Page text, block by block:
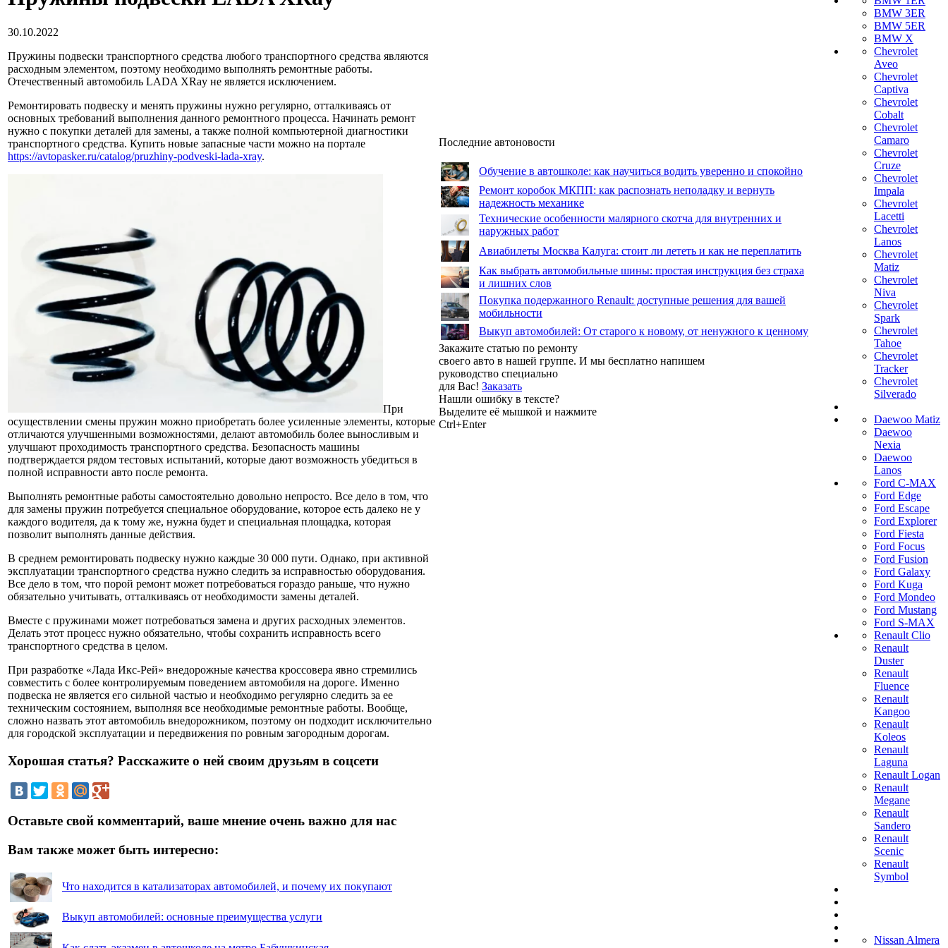
30.10.2022
Пружины подвески транспортного средства любого транспортного средства являются
расходным элементом, поэтому необходимо выполнять ремонтные работы.
Отечественный автомобиль LADA XRay не является исключением.
Ремонтировать подвеску и менять пружины нужно регулярно, отталкиваясь от
основных требований выполнения данного ремонтного процесса. Начинать ремонт
нужно с покупки деталей для замены, а также полной компьютерной диагностики
транспортного средства. Купить новые запасные части можно на портале
https://avtopasker.ru/catalog/pruzhiny-podveski-lada-xray.
При
осуществлении смены пружин можно приобретать более усиленные элементы, которые
отличаются улучшенными возможностями, делают автомобиль более выносливым и
улучшают проходимость транспортного средства. Безопасность машины
подтверждается рядом тестовых испытаний, которые дают возможность убедиться в
полной исправности авто после ремонта.
Выполнять ремонтные работы самостоятельно довольно непросто. Все дело в том, что
для замены пружин потребуется специальное оборудование, которое есть далеко не у
каждого водителя, да к тому же, нужна будет и специальная площадка, которая
позволит выполнять данные действия.
В среднем ремонтировать подвеску нужно каждые 30 000 пути. Однако, при активной
эксплуатации транспортного средства нужно следить за исправностью оборудования.
Все дело в том, что порой ремонт может потребоваться гораздо раньше, что нужно
обязательно учитывать, отталкиваясь от необходимости замены деталей.
Вместе с пружинами может потребоваться замена и других расходных элементов.
Делать этот процесс нужно обязательно, чтобы сохранить исправность всего
транспортного средства в целом.
При разработке «Лада Икс-Рей» внедорожные качества кроссовера явно стремились
совместить с более контролируемым поведением автомобиля на дороге. Именно
подвеска не является его сильной частью и необходимо регулярно следить за ее
техническим состоянием, выполняя все необходимые ремонтные работы. Вообще,
сложно назвать этот автомобиль внедорожником, поэтому он подходит исключительно
для городской эксплуатации и передвижения по ровным загородным дорогам.
Хорошая статья? Расскажите о ней своим друзьям в соцсети
Оставьте свой комментарий, ваше мнение очень важно для нас
Вам также может быть интересно:
Что находится в катализаторах автомобилей, и почему их покупают
Выкуп автомобилей: основные преимущества услуги
Последние автоновости
Обучение в автошколе: как научиться водить уверенно и спокойно
Ремонт коробок МКПП: как распознать неполадку и вернуть
надежность механике
Технические особенности малярного скотча для внутренних и
наружных работ
Авиабилеты Москва Калуга: стоит ли лететь и как не переплатить
Как выбрать автомобильные шины: простая инструкция без страха
и лишних слов
Покупка подержанного Renault: доступные решения для вашей
мобильности
Выкуп автомобилей: От старого к новому, от ненужного к ценному
Закажите статью по ремонту
своего авто в нашей группе. И мы бесплатно напишем
руководство специально
для Вас! Заказать
Нашли ошибку в тексте?
Выделите её мышкой и нажмите
Ctrl+Enter
BMW 3ER
BMW 5ER
BMW X
Chevrolet
Aveo
Chevrolet
Captiva
Chevrolet
Cobalt
Chevrolet
Camaro
Chevrolet
Cruze
Chevrolet
Impala
Chevrolet
Lacetti
Chevrolet
Lanos
Chevrolet
Matiz
Chevrolet
Niva
Chevrolet
Spark
Chevrolet
Tahoe
Chevrolet
Tracker
Chevrolet
Silverado
Daewoo Matiz
Daewoo
Nexia
Daewoo
Lanos
Ford C-MAX
Ford Edge
Ford Escape
Ford Explorer
Ford Fiesta
Ford Focus
Ford Fusion
Ford Galaxy
Ford Kuga
Ford Mondeo
Ford Mustang
Ford S-MAX
Renault Clio
Renault
Duster
Renault
Fluence
Renault
Kangoo
Renault
Koleos
Renault
Laguna
Renault Logan
Renault
Megane
Renault
Sandero
Renault
Scenic
Renault
Symbol
Nissan Almera